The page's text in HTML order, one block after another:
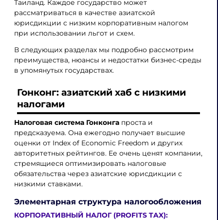
Таиланд. Каждое государство может
рассматриваться в качестве азиатской
юрисдикции с низким корпоративным налогом
при использовании льгот и схем.
В следующих разделах мы подробно рассмотрим
преимущества, нюансы и недостатки бизнес-среды
в упомянутых государствах.
Гонконг: азиатский хаб с низкими
налогами
Налоговая система Гонконгапроста и
предсказуема. Она ежегодно получает высшие
оценки от Index of Economic Freedom и других
авторитетных рейтингов. Ее очень ценят компании,
стремящиеся оптимизировать налоговые
обязательства через азиатские юрисдикции с
низкими ставками.
Элементарная структура налогообложения
КОРПОРАТИВНЫЙ НАЛОГ (PROFITS TAX):